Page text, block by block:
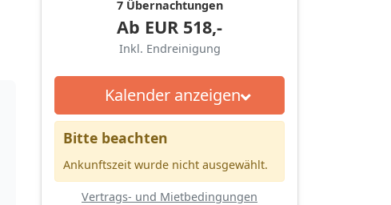
7 Übernachtungen
Ab EUR 518,-
Inkl. Endreinigung
Kalender anzeigen
Bitte beachten
Ankunftszeit wurde nicht ausgewählt.
Vertrags- und Mietbedingungen